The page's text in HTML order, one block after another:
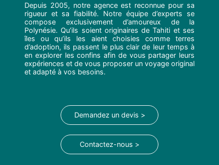
Depuis 2005, notre agence est reconnue pour sa
rigueur et sa fiabilité. Notre équipe d’experts se
compose exclusivement d’amoureux de la
Polynésie. Qu’ils soient originaires de Tahiti et ses
îles ou qu’ils les aient choisies comme terres
d’adoption, ils passent le plus clair de leur temps à
en explorer les confins afin de vous partager leurs
expériences et de vous proposer un voyage original
et adapté à vos besoins.
Demandez un devis >
Contactez-nous >